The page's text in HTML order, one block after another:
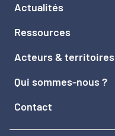
Actualités
Ressources
Acteurs & territoires
Qui sommes-nous ?
Contact